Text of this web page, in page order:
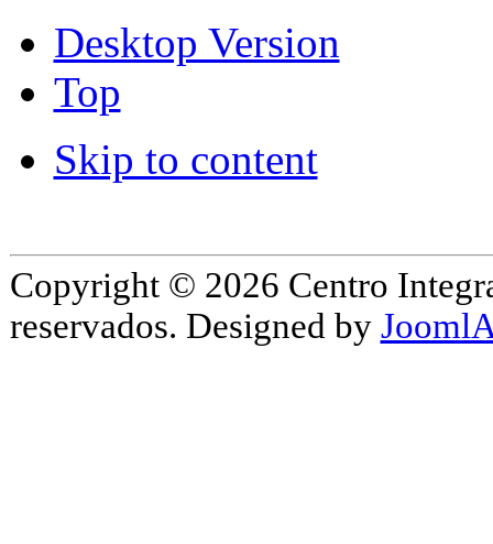
Desktop Version
Top
Skip to content
Copyright © 2026 Centro
reservados. Designed by